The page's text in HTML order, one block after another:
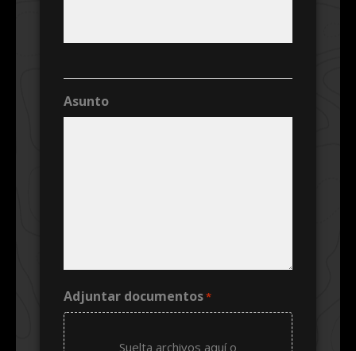
Asunto
Adjuntar documentos*
Suelta archivos aquí o